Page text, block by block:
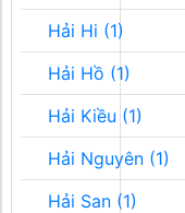
Hải Hi (1)
Hải Hồ (1)
Hải Kiều (1)
Hải Nguyên (1)
Hải San (1)